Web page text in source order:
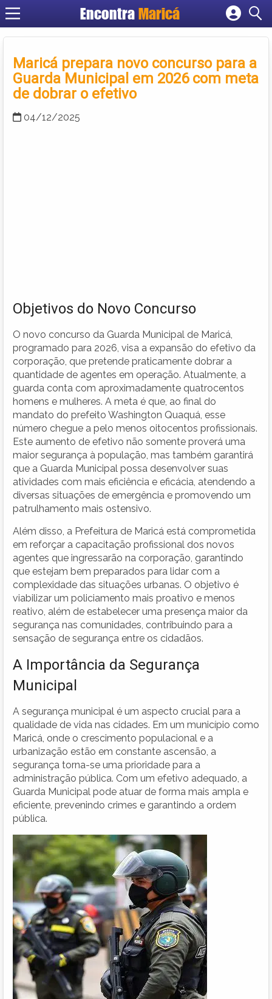
EncontraMaricá
Cadastrar empresa
Criar conta
Maricá prepara novo concurso para a
Guarda Municipal em 2026 com meta
de dobrar o efetivo
04/12/2025
Objetivos do Novo Concurso
O novo concurso da Guarda Municipal de Maricá,
programado para 2026, visa a expansão do efetivo da
corporação, que pretende praticamente dobrar a
quantidade de agentes em operação. Atualmente, a
guarda conta com aproximadamente quatrocentos
homens e mulheres. A meta é que, ao final do
mandato do prefeito Washington Quaquá, esse
número chegue a pelo menos oitocentos profissionais.
Este aumento de efetivo não somente proverá uma
maior segurança à população, mas também garantirá
que a Guarda Municipal possa desenvolver suas
atividades com mais eficiência e eficácia, atendendo a
diversas situações de emergência e promovendo um
patrulhamento mais ostensivo.
Além disso, a Prefeitura de Maricá está comprometida
em reforçar a capacitação profissional dos novos
agentes que ingressarão na corporação, garantindo
que estejam bem preparados para lidar com a
complexidade das situações urbanas. O objetivo é
viabilizar um policiamento mais proativo e menos
reativo, além de estabelecer uma presença maior da
segurança nas comunidades, contribuindo para a
sensação de segurança entre os cidadãos.
A Importância da Segurança
Municipal
A segurança municipal é um aspecto crucial para a
qualidade de vida nas cidades. Em um município como
Maricá, onde o crescimento populacional e a
urbanização estão em constante ascensão, a
segurança torna-se uma prioridade para a
administração pública. Com um efetivo adequado, a
Guarda Municipal pode atuar de forma mais ampla e
eficiente, prevenindo crimes e garantindo a ordem
pública.